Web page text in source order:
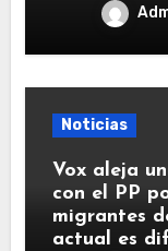
Noticias
Vox aleja
con el PP
migrantes
actual es